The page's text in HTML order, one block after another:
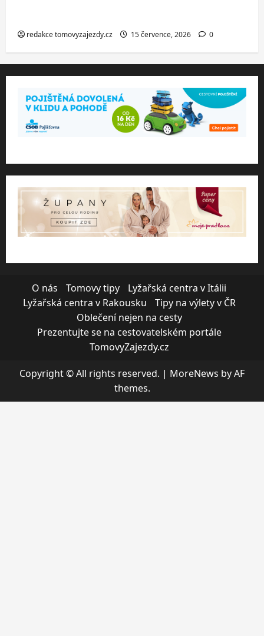
redakce tomovyzajezdy.cz 15 července, 2026 0
O nás Tomovy tipy
Lyžařská centra v Itálii
Lyžařská centra v Rakousku
Tipy na výlety v ČR
Oblečení nejen na cesty
Prezentujte se na cestovatelském portále
TomovyZajezdy.cz
Copyright © All rights reserved. | MoreNews by AF
themes.